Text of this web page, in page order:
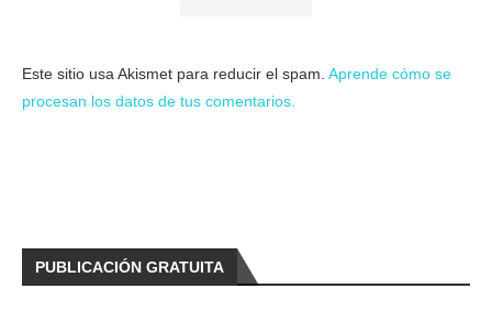
Este sitio usa Akismet para reducir el spam. Aprende cómo se
procesan los datos de tus comentarios.
PUBLICACIÓN GRATUITA